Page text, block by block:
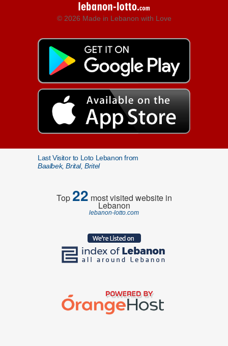
© 2026 Made in Lebanon with Love
Last Visitor to Loto Lebanon from
Baalbek, Brital, Britel
Top22 most visited website in
Lebanon
lebanon-lotto.com